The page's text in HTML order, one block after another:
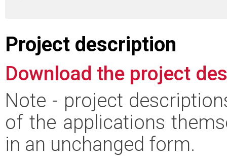
Project description
Download the project
Note - project
of the applications
in an unchanged form.